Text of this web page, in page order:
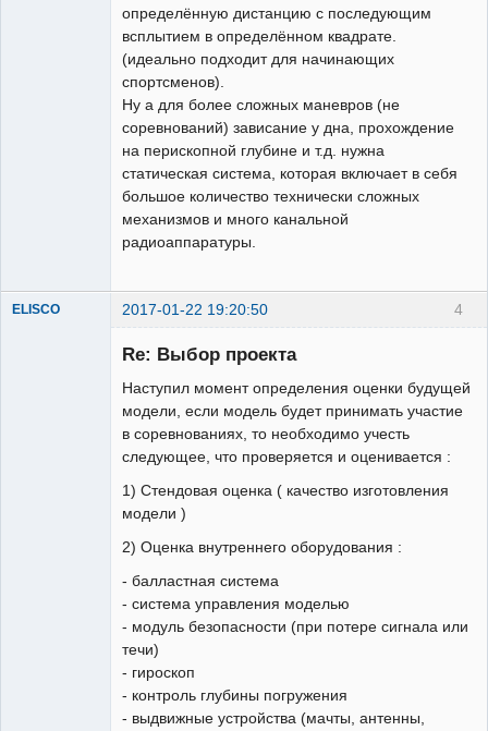
определённую дистанцию с последующим
всплытием в определённом квадрате.
(идеально подходит для начинающих
спортсменов).
Ну а для более сложных маневров (не
соревнований) зависание у дна, прохождение
на перископной глубине и т.д. нужна
статическая система, которая включает в себя
большое количество технически сложных
механизмов и много канальной
радиоаппаратуры.
4
ELISCO 2017-01-22 19:20:50
Re: Выбор проекта
Наступил момент определения оценки будущей
модели, если модель будет принимать участие
в соревнованиях, то необходимо учесть
следующее, что проверяется и оценивается :
1) Стендовая оценка ( качество изготовления
модели )
2) Оценка внутреннего оборудования :
- балластная система
- система управления моделью
- модуль безопасности (при потере сигнала или
течи)
- гироскоп
- контроль глубины погружения
- выдвижные устройства (мачты, антенны,